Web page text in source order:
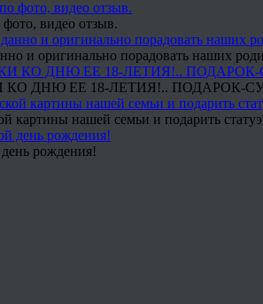
видео отзыв.
и оригинально порадовать наших
ДНЮ ЕЕ 18-ЛЕТИЯ!.. ПОДАРОК-
картины нашей семьи и подарить
рождения!